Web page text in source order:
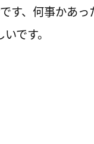
、何事かあ
です。